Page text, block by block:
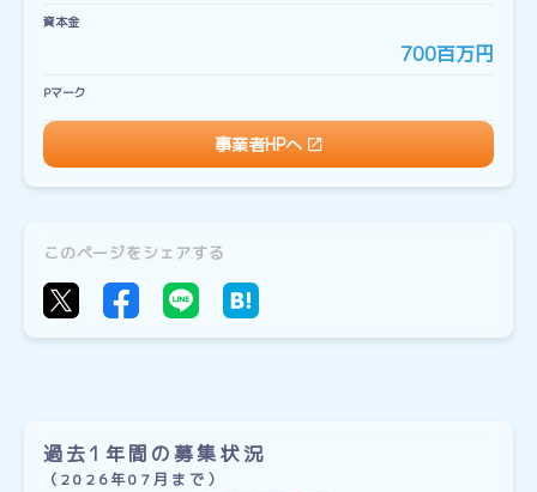
資本金
700百万円
Pマーク
事業者HPへ
このページをシェアする
過去1年間の募集状況
（2026年07月まで）